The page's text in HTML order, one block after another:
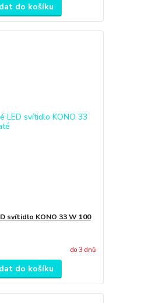
do košíku
svítidlo KONO 33 W 100
do 3 dnů
do košíku